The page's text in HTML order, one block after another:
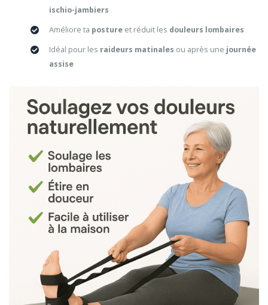
ischio-jambiers
Améliore ta postureet réduit les douleurs lombaires
Idéal pour les raideurs matinales ou après une journée
assise